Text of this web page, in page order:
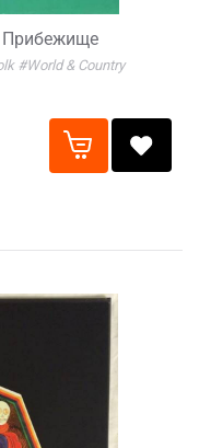
Прибежище
#World & Country